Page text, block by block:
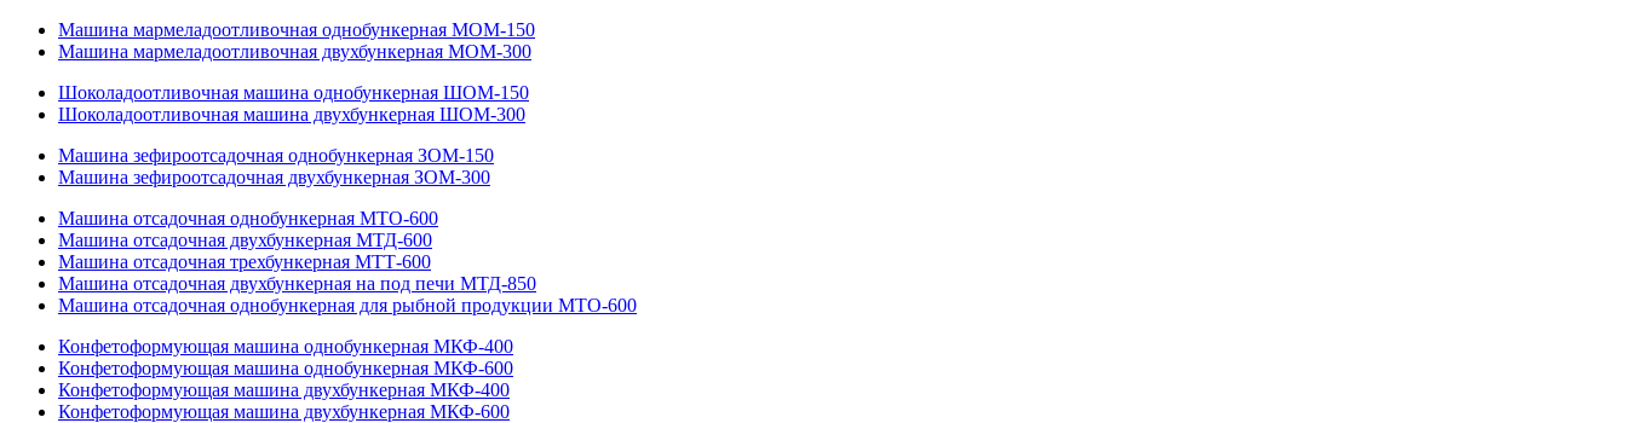
Машина мармеладоотливочная однобункерная МОМ-150
Машина мармеладоотливочная двухбункерная МОМ-300
Шоколадоотливочная машина однобункерная ШОМ-150
Шоколадоотливочная машина двухбункерная ШОМ-300
Машина зефироотсадочная однобункерная ЗОМ-150
Машина зефироотсадочная двухбункерная ЗОМ-300
Машина отсадочная однобункерная МТО-600
Машина отсадочная двухбункерная МТД-600
Машина отсадочная трехбункерная МТТ-600
Машина отсадочная двухбункерная на под печи МТД-850
Машина отсадочная однобункерная для рыбной продукции МТО-600
Конфетоформующая машина однобункерная МКФ-400
Конфетоформующая машина однобункерная МКФ-600
Конфетоформующая машина двухбункерная МКФ-400
Конфетоформующая машина двухбункерная МКФ-600